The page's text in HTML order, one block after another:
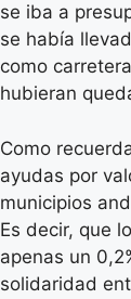
se iba a
se había
como
hubieran
Como
ayudas por
municipios
Es decir, que
apenas un
solidaridad